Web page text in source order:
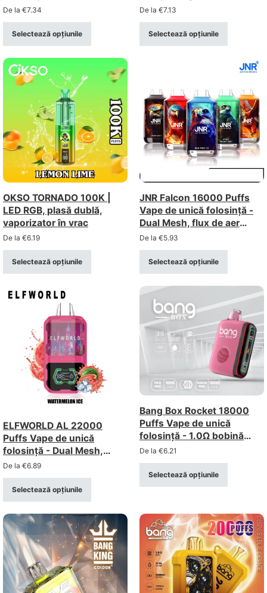
De la €7.34
Selectează opțiunile
De la €7.13
Selectează opțiunile
OKSO TORNADO 100K |
LED RGB, plasă dublă,
vaporizator în vrac
De la €6.19
Selectează opțiunile
JNR Falcon 16000 Puffs
Vape de unică folosință -
Dual Mesh, flux de aer
reglabil, design Crystal
De la €5.93
Selectează opțiunile
ELFWORLD AL 22000
Puffs Vape de unică
folosință - Dual Mesh,
afișaj digital, flux de aer
reglabil
De la €6.89
Selectează opțiunile
Bang Box Rocket 18000
Puffs Vape de unică
folosință - 1.0Ω bobină
Mesh, afișaj inteligent,
reîncărcabilă
De la €6.21
Selectează opțiunile